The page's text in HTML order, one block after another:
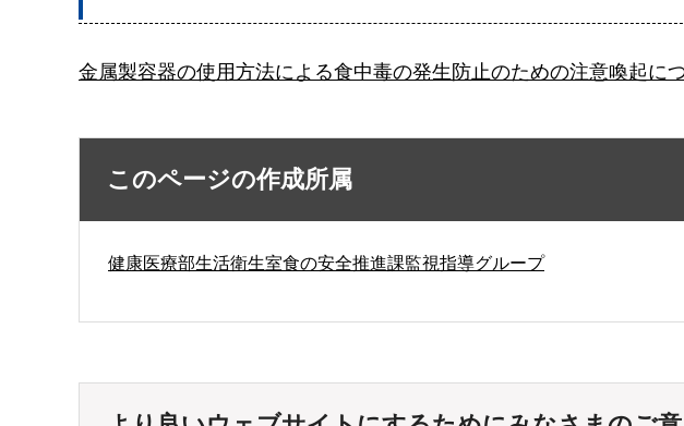
金属製容器の使用方法による食中毒の発生防止のための注意喚起に
このページの作成所属
健康医療部生活衛生室食の安全推進課監視指導グループ